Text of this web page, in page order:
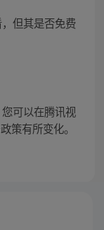
但其是否免费
可以在腾讯视
策有所变化。